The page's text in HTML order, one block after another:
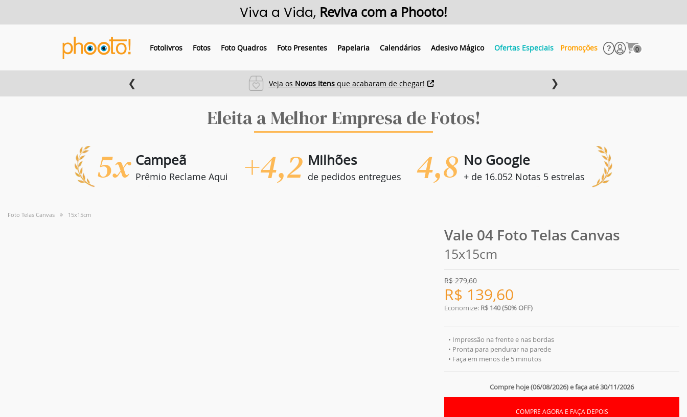
Viva a Vida, Reviva com a Phooto!
Fotolivros Fotos Foto Quadros Foto Presentes Papelaria Calendários Adesivo Mágico Ofertas Especiais Promoções 0
❮ Parcelas mínimas de R$33 ❯
Eleita a Melhor Empresa de Fotos!
5x Campeã
Prêmio Reclame Aqui +4,2 Milhões
de pedidos entregues 4,8 No Google
+ de 16.052 Notas 5 estrelas
Foto Telas Canvas 15x15cm
Vale 04 Foto Telas Canvas
15x15cm
R$279,60
R$ 139,60
Economize: R$ 140 (50% OFF)
• Impressão na frente e nas bordas
• Pronta para pendurar na parede
• Faça em menos de 5 minutos
Compre hoje (06/08/2026) e faça até 30/11/2026
COMPRE AGORA E FAÇA DEPOIS